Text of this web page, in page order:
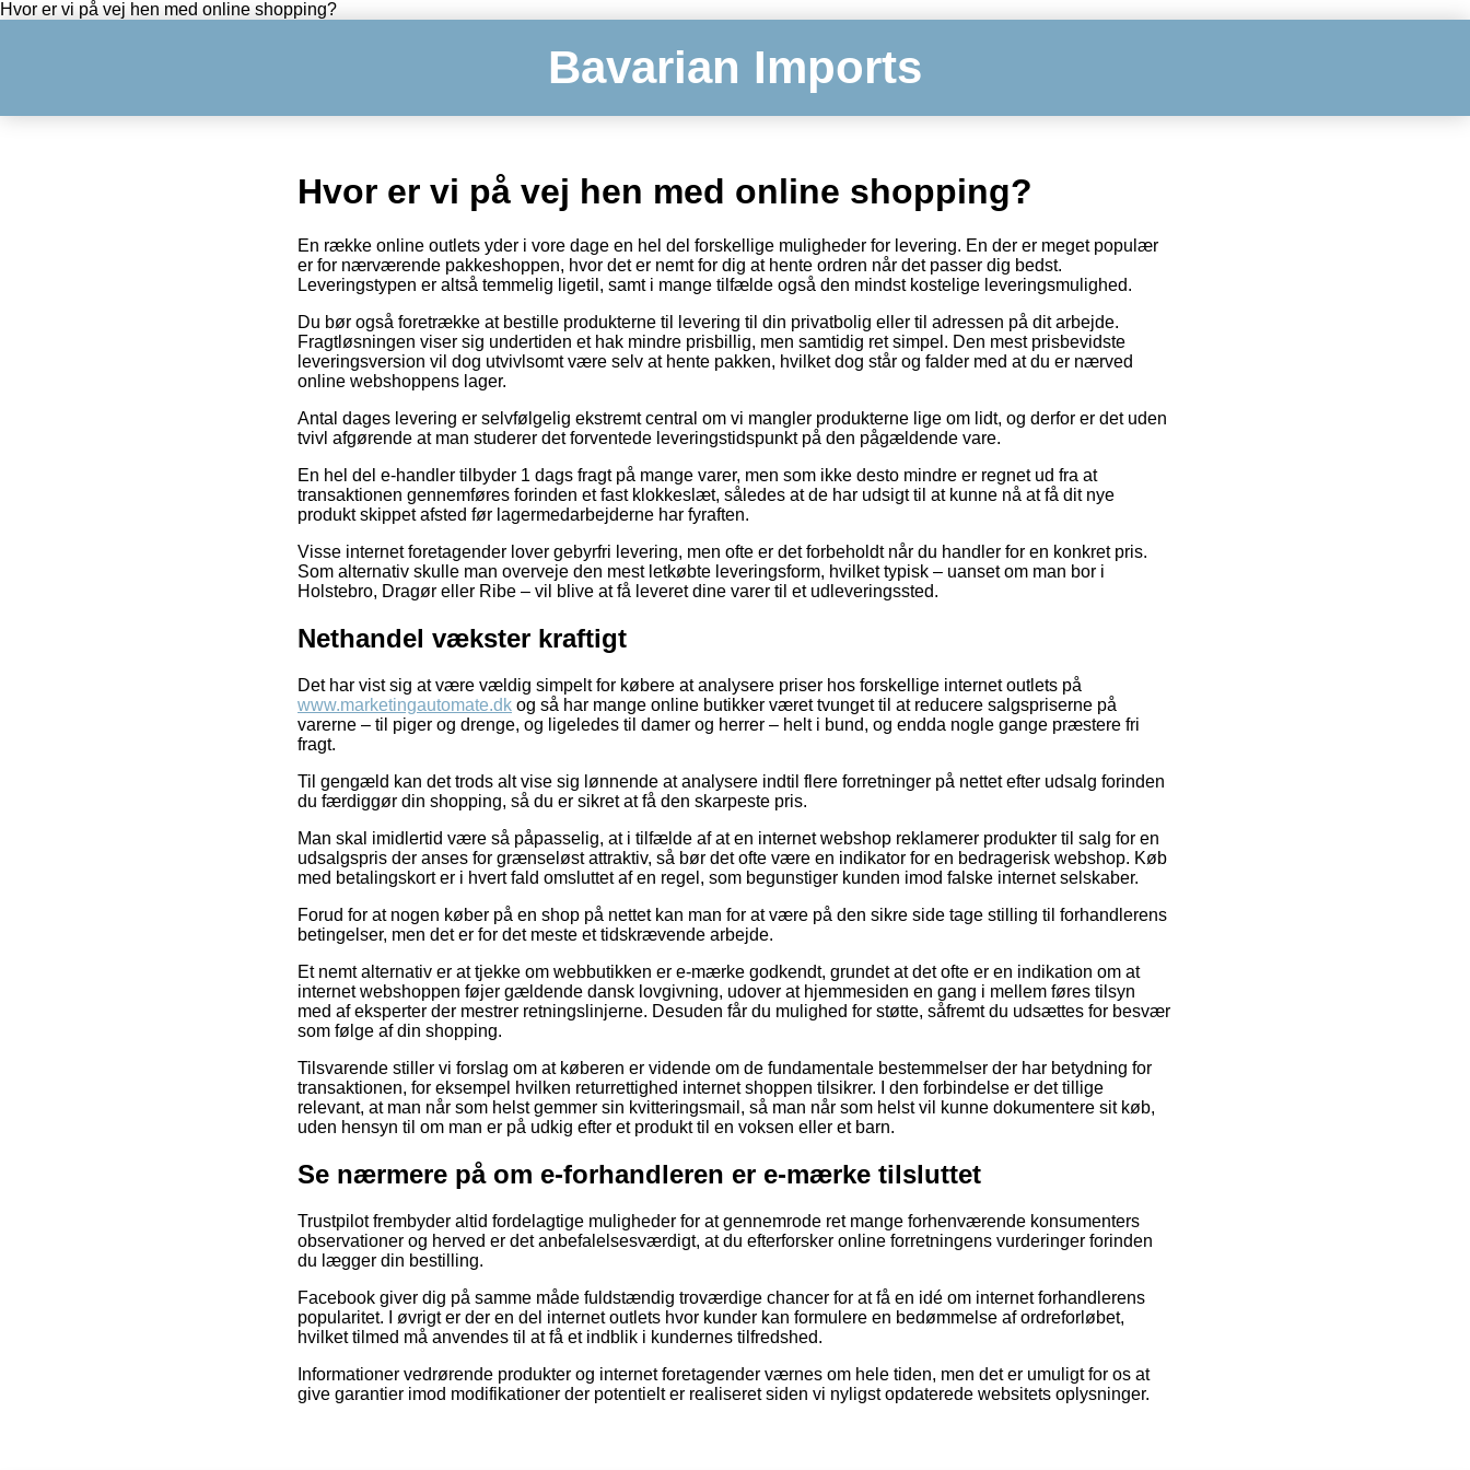
Hvor er vi på vej hen med online shopping?
Bavarian Imports
Hvor er vi på vej hen med online shopping?
En række online outlets yder i vore dage en hel del forskellige muligheder for levering. En der er meget populær
er for nærværende pakkeshoppen, hvor det er nemt for dig at hente ordren når det passer dig bedst.
Leveringstypen er altså temmelig ligetil, samt i mange tilfælde også den mindst kostelige leveringsmulighed.
Du bør også foretrække at bestille produkterne til levering til din privatbolig eller til adressen på dit arbejde.
Fragtløsningen viser sig undertiden et hak mindre prisbillig, men samtidig ret simpel. Den mest prisbevidste
leveringsversion vil dog utvivlsomt være selv at hente pakken, hvilket dog står og falder med at du er nærved
online webshoppens lager.
Antal dages levering er selvfølgelig ekstremt central om vi mangler produkterne lige om lidt, og derfor er det uden
tvivl afgørende at man studerer det forventede leveringstidspunkt på den pågældende vare.
En hel del e-handler tilbyder 1 dags fragt på mange varer, men som ikke desto mindre er regnet ud fra at
transaktionen gennemføres forinden et fast klokkeslæt, således at de har udsigt til at kunne nå at få dit nye
produkt skippet afsted før lagermedarbejderne har fyraften.
Visse internet foretagender lover gebyrfri levering, men ofte er det forbeholdt når du handler for en konkret pris.
Som alternativ skulle man overveje den mest letkøbte leveringsform, hvilket typisk – uanset om man bor i
Holstebro, Dragør eller Ribe – vil blive at få leveret dine varer til et udleveringssted.
Nethandel vækster kraftigt
Det har vist sig at være vældig simpelt for købere at analysere priser hos forskellige internet outlets på
www.marketingautomate.dk og så har mange online butikker været tvunget til at reducere salgspriserne på
varerne – til piger og drenge, og ligeledes til damer og herrer – helt i bund, og endda nogle gange præstere fri
fragt.
Til gengæld kan det trods alt vise sig lønnende at analysere indtil flere forretninger på nettet efter udsalg forinden
du færdiggør din shopping, så du er sikret at få den skarpeste pris.
Man skal imidlertid være så påpasselig, at i tilfælde af at en internet webshop reklamerer produkter til salg for en
udsalgspris der anses for grænseløst attraktiv, så bør det ofte være en indikator for en bedragerisk webshop. Køb
med betalingskort er i hvert fald omsluttet af en regel, som begunstiger kunden imod falske internet selskaber.
Forud for at nogen køber på en shop på nettet kan man for at være på den sikre side tage stilling til forhandlerens
betingelser, men det er for det meste et tidskrævende arbejde.
Et nemt alternativ er at tjekke om webbutikken er e-mærke godkendt, grundet at det ofte er en indikation om at
internet webshoppen føjer gældende dansk lovgivning, udover at hjemmesiden en gang i mellem føres tilsyn
med af eksperter der mestrer retningslinjerne. Desuden får du mulighed for støtte, såfremt du udsættes for besvær
som følge af din shopping.
Tilsvarende stiller vi forslag om at køberen er vidende om de fundamentale bestemmelser der har betydning for
transaktionen, for eksempel hvilken returrettighed internet shoppen tilsikrer. I den forbindelse er det tillige
relevant, at man når som helst gemmer sin kvitteringsmail, så man når som helst vil kunne dokumentere sit køb,
uden hensyn til om man er på udkig efter et produkt til en voksen eller et barn.
Se nærmere på om e-forhandleren er e-mærke tilsluttet
Trustpilot frembyder altid fordelagtige muligheder for at gennemrode ret mange forhenværende konsumenters
observationer og herved er det anbefalelsesværdigt, at du efterforsker online forretningens vurderinger forinden
du lægger din bestilling.
Facebook giver dig på samme måde fuldstændig troværdige chancer for at få en idé om internet forhandlerens
popularitet. I øvrigt er der en del internet outlets hvor kunder kan formulere en bedømmelse af ordreforløbet,
hvilket tilmed må anvendes til at få et indblik i kundernes tilfredshed.
Informationer vedrørende produkter og internet foretagender værnes om hele tiden, men det er umuligt for os at
give garantier imod modifikationer der potentielt er realiseret siden vi nyligst opdaterede websitets oplysninger.